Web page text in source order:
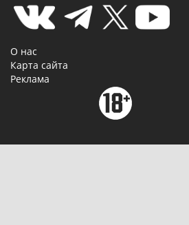
О нас
Карта сайта
Реклама